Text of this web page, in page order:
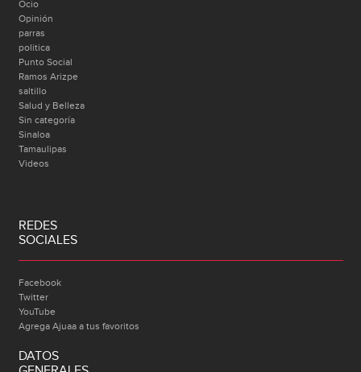
Ocio
Opinión
parras
politica
Punto Social
Ramos Arizpe
saltillo
Salud y Belleza
Sin categoría
Sinaloa
Tamaulipas
Videos
REDES
SOCIALES
Facebook
Twitter
YouTube
Agrega Ajuaa a tus favoritos
DATOS